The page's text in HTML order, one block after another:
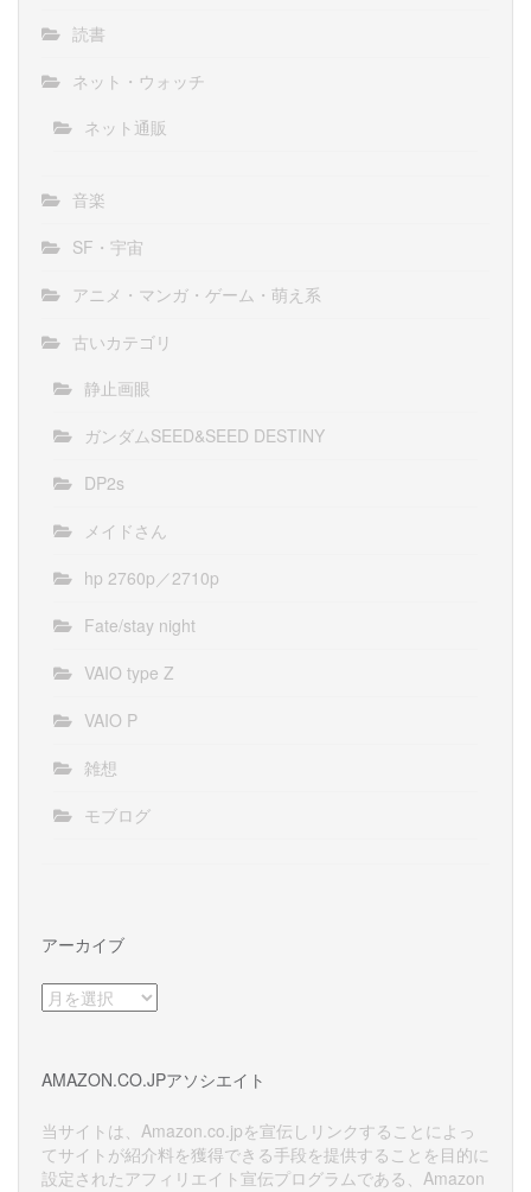
読書
ネット・ウォッチ
ネット通販
音楽
SF・宇宙
アニメ・マンガ・ゲーム・萌え系
古いカテゴリ
静止画眼
ガンダムSEED&SEED DESTINY
DP2s
メイドさん
hp 2760p／2710p
Fate/stay night
VAIO type Z
VAIO P
雑想
モブログ
アーカイブ
ア
ー
ブ
AMAZON.CO.JPアソシエイト
当サイトは、Amazon.co.jpを宣伝しリンクすることによっ
てサイトが紹介料を獲得できる手段を提供することを目的に
設定されたアフィリエイト宣伝プログラムである、Amazon